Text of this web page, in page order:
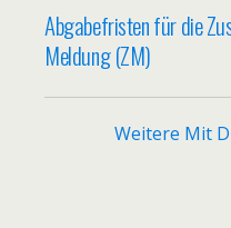
Abgabefristen für die
Meldung (ZM)
Weitere Mit